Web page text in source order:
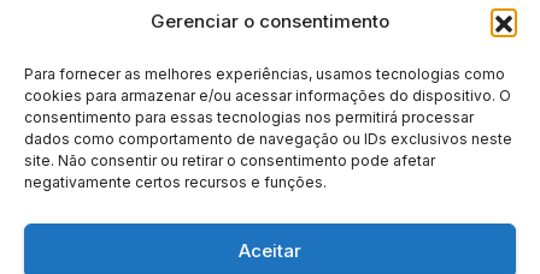
Gerenciar o consentimento
Para fornecer as melhores experiências, usamos tecnologias como
cookies para armazenar e/ou acessar informações do dispositivo. O
consentimento para essas tecnologias nos permitirá processar
dados como comportamento de navegação ou IDs exclusivos neste
site. Não consentir ou retirar o consentimento pode afetar
negativamente certos recursos e funções.
Aceitar